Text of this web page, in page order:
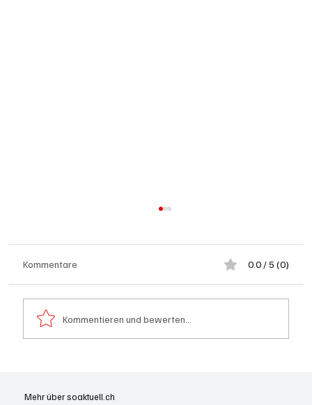
Kommentare 0.0 / 5 (0)
Kommentieren und bewerten...
Mehr über soaktuell.ch